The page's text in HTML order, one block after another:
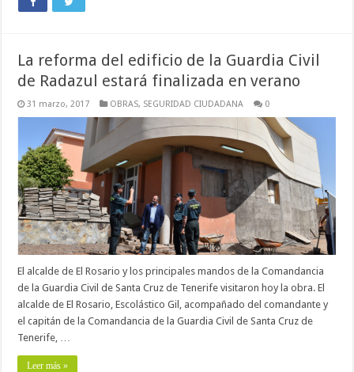
La reforma del edificio de la Guardia Civil
de Radazul estará finalizada en verano
31 marzo, 2017 OBRAS, SEGURIDAD CIUDADANA 0
El alcalde de El Rosario y los principales mandos de la Comandancia
de la Guardia Civil de Santa Cruz de Tenerife visitaron hoy la obra. El
alcalde de El Rosario, Escolástico Gil, acompañado del comandante y
el capitán de la Comandancia de la Guardia Civil de Santa Cruz de
Tenerife, …
Leer más »